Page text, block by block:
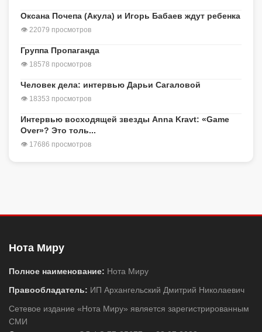
Оксана Почепа (Акула) и Игорь Бабаев ждут ребенка
👁 22079 просмотров
Группа Пропаганда
👁 18578 просмотров
Человек дела: интервью Дарьи Сагаловой
👁 18353 просмотров
Интервью восходящей звезды Anna Kravt: «Game
Over»? Это толь...
👁 17686 просмотров
Нота Миру
Полное наименование: Нота Миру
Правообладатель: ИП Архангельский Дмитрий Николаевич
Сетевое издание «Нота Миру» является зарегистрированным
СМИ